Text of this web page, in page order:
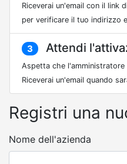
Riceverai un'email con il link
per verificare il tuo indirizzo
3 Attendi
Aspetta che
Riceverai un'email quando
Registri una
Nome dell'azienda